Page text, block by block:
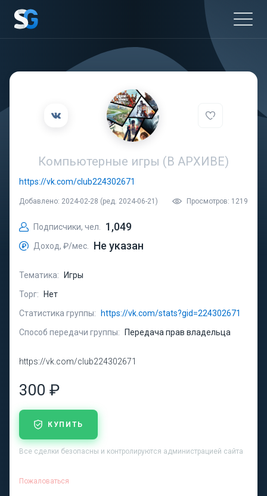
Компьютерные игры (В АРХИВЕ)
https://vk.com/club224302671
Добавлено: 2024-02-28 (ред. 2024-06-21) Просмотров: 1219
Подписчики, чел. 1,049
Доход, ₽/мес. Не указан
Тематика:
Игры
Торг:
Нет
Статистика группы:
https://vk.com/stats?gid=224302671
Способ передачи группы:
Передача прав владельца
https://vk.com/club224302671
300 ₽
КУПИТЬ
Все сделки безопасны и контролируются администрацией сайта
Пожаловаться